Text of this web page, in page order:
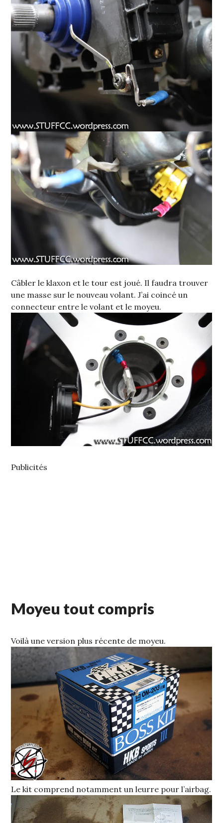
Câbler le klaxon et le tour est joué. Il faudra trouver
une masse sur le nouveau volant. J’ai coincé un
connecteur entre le volant et le moyeu.
Publicités
Moyeu tout compris
Voilà une version plus récente de moyeu.
Le kit comprend notamment un leurre pour l’airbag.